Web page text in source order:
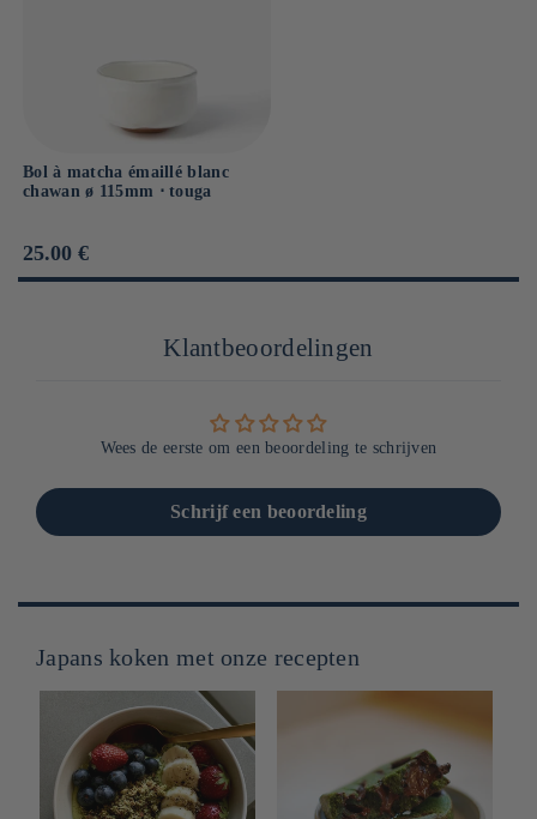
Bol à matcha émaillé blanc
chawan ø 115mm ⋅ touga
Prix
habituel
25.00 €
Klantbeoordelingen
Wees de eerste om een beoordeling te schrijven
Schrijf een beoordeling
Japans koken met onze recepten